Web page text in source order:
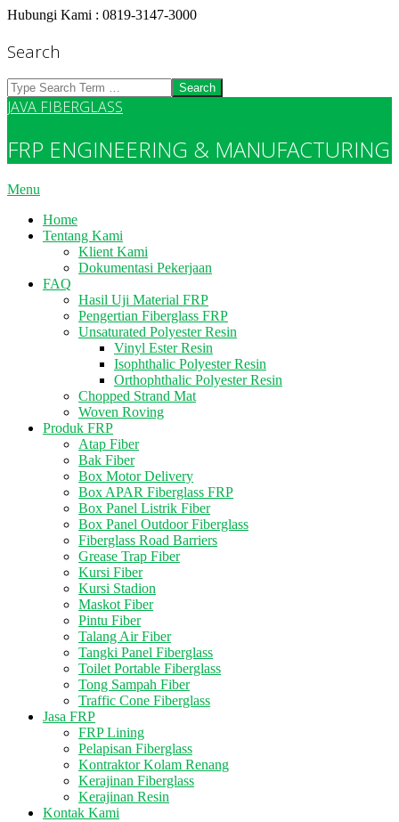
Skip
content
Hubungi Kami : 0819-3147-3000
Search
Search
JAVA FIBERGLASS
FRP ENGINEERING & MANUFACTURING
Primary
Menu
Menu
Home
Tentang Kami
Klient Kami
Dokumentasi Pekerjaan
FAQ
Hasil Uji Material FRP
Pengertian Fiberglass FRP
Unsaturated Polyester Resin
Vinyl Ester Resin
Isophthalic Polyester Resin
Orthophthalic Polyester Resin
Chopped Strand Mat
Woven Roving
Produk FRP
Atap Fiber
Bak Fiber
Box Motor Delivery
Box APAR Fiberglass FRP
Box Panel Listrik Fiber
Box Panel Outdoor Fiberglass
Fiberglass Road Barriers
Grease Trap Fiber
Kursi Fiber
Kursi Stadion
Maskot Fiber
Pintu Fiber
Talang Air Fiber
Tangki Panel Fiberglass
Toilet Portable Fiberglass
Tong Sampah Fiber
Traffic Cone Fiberglass
Jasa FRP
FRP Lining
Pelapisan Fiberglass
Kontraktor Kolam Renang
Kerajinan Fiberglass
Kerajinan Resin
Kontak Kami